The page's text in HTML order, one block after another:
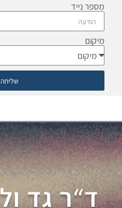
מספר נייד
מיקום
שליחה